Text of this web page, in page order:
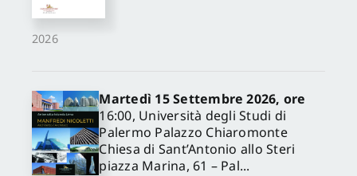
2026
Martedì 15 Settembre 2026, ore
16:00, Università degli Studi di
Palermo Palazzo Chiaromonte
Chiesa di Sant’Antonio allo Steri
piazza Marina, 61 – Pal...